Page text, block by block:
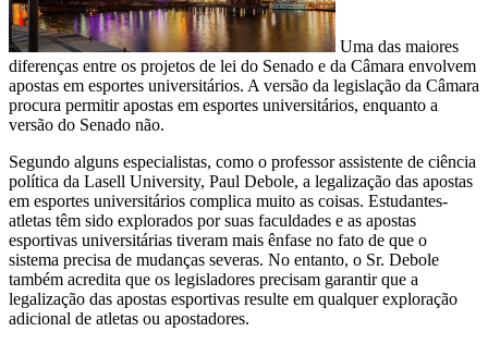
Uma das maiores
diferenças entre os projetos de lei do Senado e da Câmara envolvem
apostas em esportes universitários. A versão da legislação da Câmara
procura permitir apostas em esportes universitários, enquanto a
versão do Senado não.
Segundo alguns especialistas, como o professor assistente de ciência
política da Lasell University, Paul Debole, a legalização das apostas
em esportes universitários complica muito as coisas. Estudantes-
atletas têm sido explorados por suas faculdades e as apostas
esportivas universitárias tiveram mais ênfase no fato de que o
sistema precisa de mudanças severas. No entanto, o Sr. Debole
também acredita que os legisladores precisam garantir que a
legalização das apostas esportivas resulte em qualquer exploração
adicional de atletas ou apostadores.